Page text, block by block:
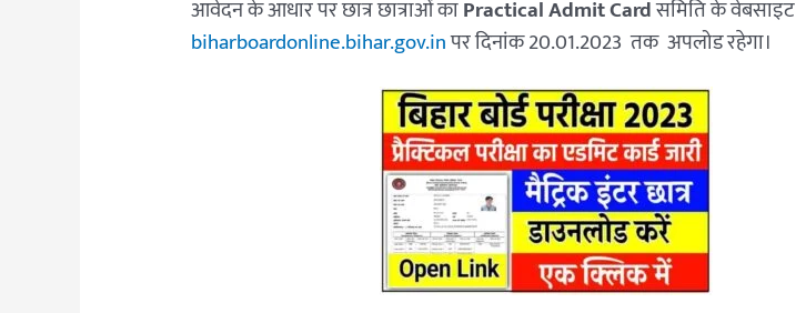
आवेदन के आधार पर छात्र छात्राओं काPractical Admit Cardसमिति के वेबसाइट
biharboardonline.bihar.gov.inपर दिनांक 20.01.2023 तक अपलोड रहेगा।